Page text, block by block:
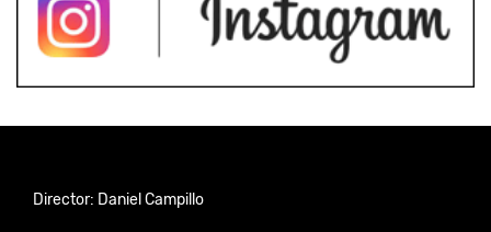
Director: Daniel Campillo